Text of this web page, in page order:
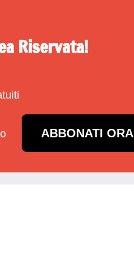
Riservata!
ABBONATI ORA